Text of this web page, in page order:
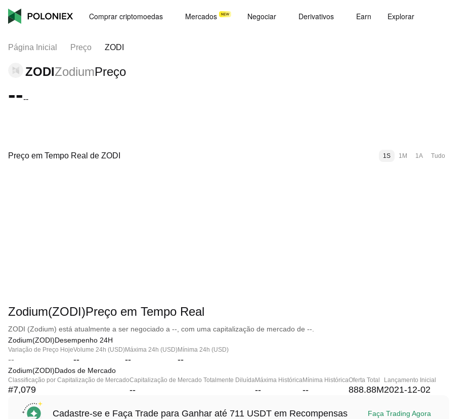
Comprar criptomoedas Mercados Negociar Derivativos Earn Explorar
Página Inicial Preço ZODI
ZODIZodiumPreço
----
Preço em Tempo Real de ZODI 1S 1M 1A Tudo
Zodium(ZODI)Preço em Tempo Real
ZODI (Zodium) está atualmente a ser negociado a --, com uma capitalização de mercado de --.
Zodium(ZODI)Desempenho 24H
Variação de Preço Hoje
--
Volume 24h (USD)
--
Máxima 24h (USD)
--
Mínima 24h (USD)
--
Zodium(ZODI)Dados de Mercado
Classificação por Capitalização de Mercado
#7,079
Capitalização de Mercado Totalmente Diluída
--
Máxima Histórica
--
Mínima Histórica
--
Oferta Total
888.88M
Lançamento Inicial
2021-12-02
Cadastre-se e Faça Trade para Ganhar até 711 USDT em Recompensas Faça Trading Agora